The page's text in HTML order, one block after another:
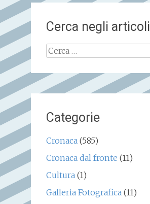
Cerca negli articoli
Ricerca
Categorie
Cronaca(585)
Cronaca dal fronte (11)
Cultura(1)
Galleria Fotografica(11)